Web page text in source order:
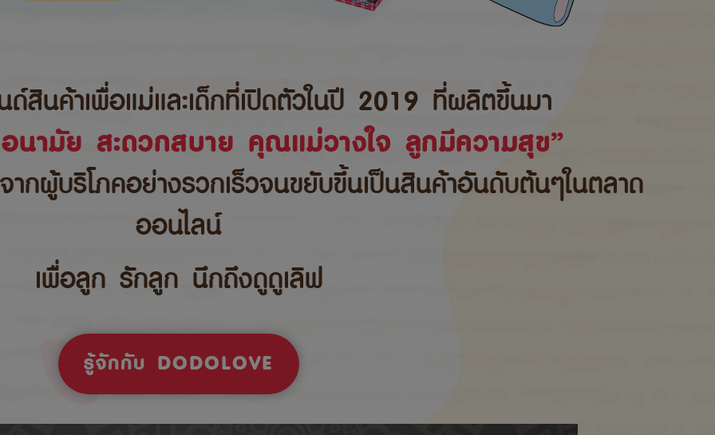
สินค้าเพื่อแม่และเด็กที่เปิดตัวในปี 2019 ที่ผลิตขึ้นมา
นามัย สะดวกสบาย คุณแม่วางใจ ลูกมีความสุข”
ากผู้บริโภคอย่างรวกเร็วจนขยับขึ้นเป็นสินค้าอันดับต้นๆในตลาด
ออนไลน์
เพื่อลูก รักลูก นึกถึงดูดูเลิฟ
รู้จักกับ DODOLOVE